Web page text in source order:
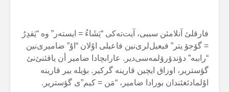
فارقلئ آنلامئن سببی، آیت‌تەکی “یَشَاءُ = ایستەر” وە “یَقدِرُ
= گۆجۆ یتر” فیعیل‌لری‌نین فاعیلی اۇلان “اۇ” ضامیری‌نین
“راببە” دؤندۆرۆلمەسی‌دیر. عارابچادا ضامیر أن یاقئنئ‌نئ
گؤستریر، اوزاق ایچین قارینە گرکیر. بؤیلە بیر قارینە
اۇلمادئغئندان بورادا ضامیر، “مَن = کیم”ی گؤستریر.